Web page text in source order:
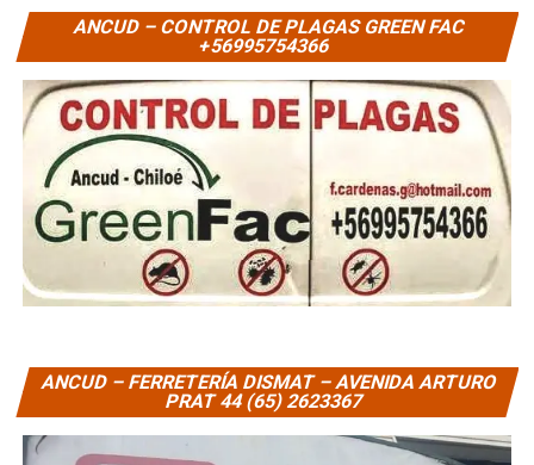
ANCUD – CONTROL DE PLAGAS GREEN FAC
+56995754366
ANCUD – FERRETERÍA DISMAT – AVENIDA ARTURO
PRAT 44 (65) 2623367